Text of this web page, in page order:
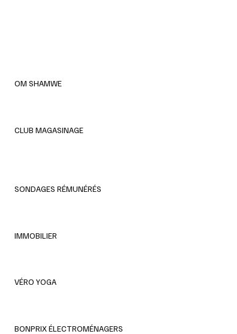
OM SHAMWE
CLUB MAGASINAGE
SONDAGES RÉMUNÉRÉS
IMMOBILIER
VÉRO YOGA
BONPRIX ÉLECTROMÉNAGERS